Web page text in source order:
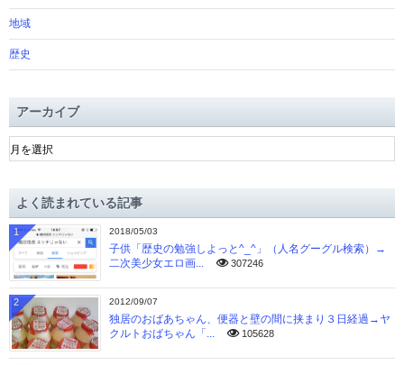
地域
歴史
アーカイブ
ア
ー
ブよく読まれている記事
2018/05/03
子供「歴史の勉強しよっと^_^」（人名グーグル検索）→
二次美少女エロ画...
307246
1
2012/09/07
独居のおばあちゃん、便器と壁の間に挟まり３日経過→ヤ
クルトおばちゃん「...
105628
2